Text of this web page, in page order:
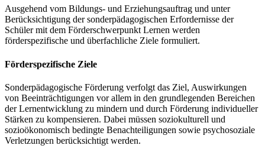
Ausgehend vom Bildungs- und Erziehungsauftrag und unter
Berücksichtigung der sonderpädagogischen Erfordernisse der
Schüler mit dem Förderschwerpunkt Lernen werden
förderspezifische und überfachliche Ziele formuliert.
Förderspezifische Ziele
Sonderpädagogische Förderung verfolgt das Ziel, Auswirkungen
von Beeinträchtigungen vor allem in den grundlegenden Bereichen
der Lernentwicklung zu mindern und durch Förderung individueller
Stärken zu kompensieren. Dabei müssen soziokulturell und
sozioökonomisch bedingte Benachteiligungen sowie psychosoziale
Verletzungen berücksichtigt werden.